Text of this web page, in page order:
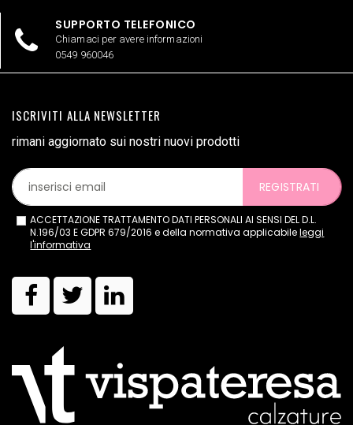
SUPPORTO TELEFONICO
Chiamaci per avere informazioni
0549 960046
ISCRIVITI ALLA NEWSLETTER
rimani aggiornato sui nostri nuovi prodotti
REGISTRATI
ACCETTAZIONE TRATTAMENTO DATI PERSONALI AI SENSI DEL D.L.
N.196/03 E GDPR 679/2016 e della normativa applicabileleggi
l'informativa